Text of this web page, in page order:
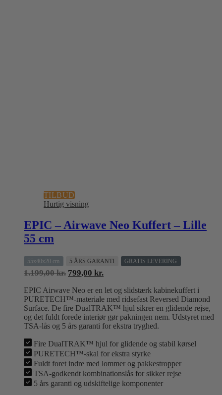
TILBUD
Hurtig visning
EPIC – Airwave Neo Kuffert – Lille
55 cm
55x40x20 cm 5 ÅRS GARANTI GRATIS LEVERING
1.199,00kr. Den
pris
var:
1.199,00 kr..
799,00 kr.Den
pris
er:
799,00 kr..
EPIC Airwave Neo er en let og slidstærk kabinekuffert i
PURETECH™-materiale med ridsefast Reversed Diamond
Surface. De fire DualTRAK™ hjul sikrer en glidende rejse,
og det fuldt forede interiør gør pakningen nem. Udstyret med
TSA-lås og 5 års garanti for ekstra tryghed.
Fire DualTRAK™ hjul for glidende og stabil kørsel
PURETECH™-skal for ekstra styrke
Fuldt foret indre med lommer og pakkestropper
TSA-godkendt kombinationslås for sikker rejse
5 års garanti og udskiftelige komponenter